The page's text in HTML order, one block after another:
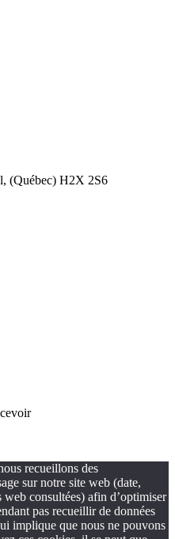
(Québec) H2X 2S6
recueillons des
sur notre site web (date,
web consultées) afin d’optimiser
pas recueillir de données
implique que nous ne pouvons